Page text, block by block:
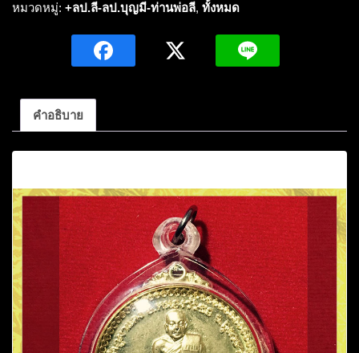
หมวดหมู่: +ลป.ลี-ลป.บุญมี-ท่านพ่อลี, ทั้งหมด
คำอธิบาย